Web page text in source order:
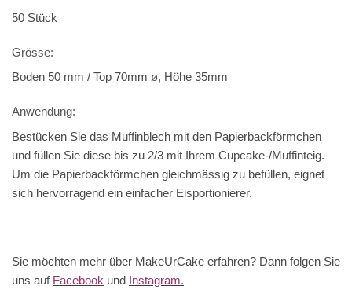
50 Stück
Grösse:
Boden 50 mm / Top 70mm ø, Höhe 35mm
Anwendung:
Bestücken Sie das Muffinblech mit den Papierbackförmchen
und füllen Sie diese bis zu 2/3 mit Ihrem Cupcake-/Muffinteig.
Um die Papierbackförmchen gleichmässig zu befüllen, eignet
sich hervorragend ein einfacher Eisportionierer.
Sie möchten mehr über MakeUrCake erfahren? Dann folgen Sie
uns auf Facebook und Instagram.